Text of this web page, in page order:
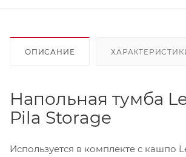
ОПИСАНИЕ
Напольная тумба
Pila Storage
Используется в комплекте с кашпо